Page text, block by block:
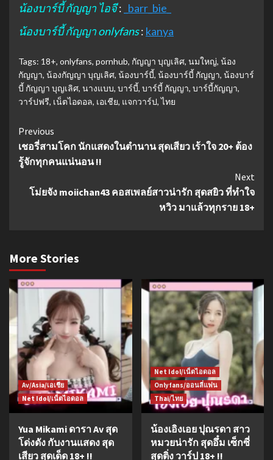
น้องบาร์บี้ กัญญา ไอจี: _barr_bie_
น้องบาร์บี้ กัญญา onlyfans: kanya
Tags: 18+, onlyfans, pornhub, กัญญา บุญเลิศ, นมใหญ่, น้อง
กัญญา, น้องกัญญา บุญเลิศ, น้องบาร์บี้, น้องบาร์บี้ กัญญา, น้องบาร์
บี้ กัญญา บุญเลิศ, นางแบบ, บาร์บี้, บาร์บี้ กัญญา, บาร์บี้กัญญา,
วาร์ปฟรี, เน็ตไอดอล, เอเชีย, แจกวาร์ป,ไทย
Continue
Reading
Previous
เชอรี่สามโคก นักแสดงในตำนาน สุดเสียว เร้าใจ 20+ ต้อง
รู้จักทุกคนแน่นอน !!
Next
โม่ยจัง moiichan43 คอสเพลย์สาวน่ารัก สุดสยิว ที่ทำใจ
หวิว มาแล้วทุกราย 18+
More Stories
Av/Asia/เอเชีย
Net Idol/เน็ตไอดอล
Yua Mikami ดารา Av สุด
โด่งดัง กับงานแสดง สุด
เสียว สุดเด็ด 18+ !!
Net Idol/เน็ตไอดอล
Onlyfans/ออนลี่แฟน
Thai/ไทย
น้องเอิงเอย ปุณรดา สาว
หมวยน่ารัก สุดอึ๋ม เซ็กซี่
สุดติ่ง วาร์ป 18+ !!